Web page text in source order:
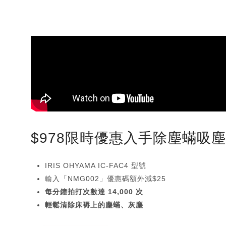
$978限時優惠入手除塵蟎吸
IRIS OHYAMA IC-FAC4 型號
輸入「NMG002」優惠碼額外減$25
每分鐘拍打次數達 14,000 次
輕鬆清除床褥上的塵蟎、灰塵